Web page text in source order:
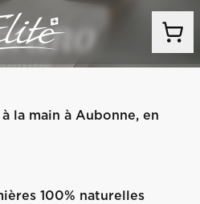
la main à Aubonne, en
100% naturelles